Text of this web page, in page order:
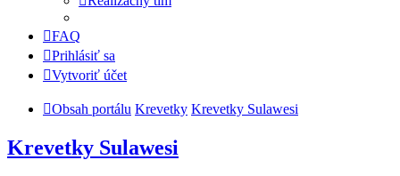
FAQ
Prihlásiť sa
Vytvoriť účet
Obsah portálu Krevetky Krevetky Sulawesi
Krevetky Sulawesi